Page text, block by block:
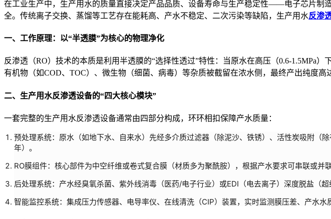
在工业生产中，生产用水的质量直接决定产品品质、设备寿命与生产稳定性——电子芯片制
全。传统离子交换、蒸馏等工艺存在能耗高、产水不稳定、二次污染等缺陷，生产用水反渗
一、工作原理：以“半透膜”为核心的物理净化
反渗透（RO）技术的本质是利用半透膜的“选择性透过”特性：当原水在高压（0.6-1.5MPa）
有机物（如COD、TOC）、微生物（细菌、病毒）等杂质被截留在浓水侧，最终产出纯度
二、生产用水反渗透设备的“四大核心模块”
一套完整的生产用水反渗透设备通常由四部分构成，环环相扣保障产水质量：
预处理系统：原水（如地下水、自来水）先经多介质过滤器（除泥沙、铁锈）、活性炭吸附
年）。
RO膜组件：核心部件为中空纤维或卷式复合膜（材质多为聚酰胺），根据产水要求可串联或并
后处理系统：产水经臭氧杀菌、紫外线消毒（医药/电子行业）或EDI（电去离子）深度脱盐（
智能监控系统：集成压力传感器、电导率仪、在线清洗（CIP）装置，实时监测膜压差、产水